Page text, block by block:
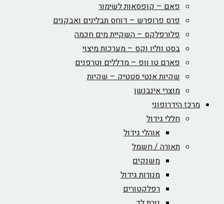
פאם – קופסאות לשימור
פרס פרופרש – דוחס תבלינים ואבקנים
פלורפלקס – השקיית מים חכמה
בסט ווליו וקס – מערכות מיצוי
פארם טו וופ – מדללים וטרפנים
שקיות אנטי סטטיק – שקיות
מוצרי אינבנשן
מרכז הידרופוני
חללי גידול
אוהלי גידול
תאורה / חשמל
משנקים
מנורות גידול
רפלקטורים